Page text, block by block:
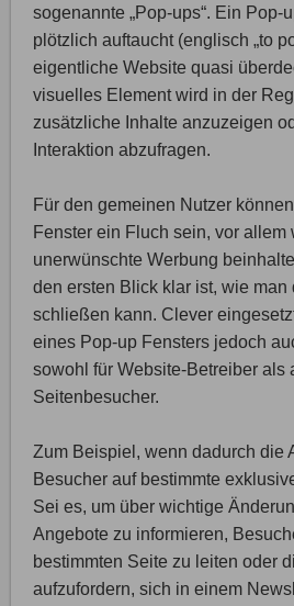
sogenannte „Pop-ups“. Ein Pop-
plötzlich auftaucht (englisch „to
eigentliche Website quasi
visuelles Element wird in der
zusätzliche Inhalte anzuzeigen
Interaktion abzufragen.
Für den gemeinen Nutzer
Fenster ein Fluch sein, vor allem
unerwünschte Werbung
den ersten Blick klar ist, wie
schließen kann. Clever
eines Pop-up Fensters jedoch
sowohl für Website-Betreiber als
Seitenbesucher.
Zum Beispiel, wenn dadurch die
Besucher auf bestimmte
Sei es, um über wichtige
Angebote zu informieren,
bestimmten Seite zu leiten oder
aufzufordern, sich in einem